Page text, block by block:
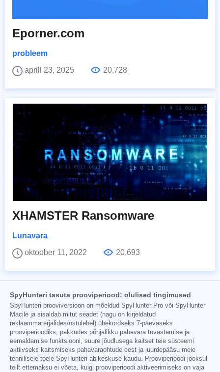
Eporner.com
probleem
aprill 23, 2025
20,728
XHAMSTER Ransomware
Lunavara
oktoober 11, 2022
20,693
SpyHunteri tasuta prooviperiood: olulised tingimused
SpyHunteri prooviversioon on mõeldud SpyHunter Pro või SpyHunter
Macile ja sisaldab mitut seadet (nagu on kirjeldatud
reklaammaterjalides/ostulehel) ühekordseks 7-päevaseks
prooviperioodiks, pakkudes põhjalikku pahavara tuvastamise ja
eemaldamise funktsiooni, suure jõudlusega kaitset teie süsteemi
aktiivseks kaitsmiseks pahavaraohtude eest ja juurdepääsu meie
tehnilisele toele SpyHunteri abikeskuse kaudu. Prooviperioodi jooksul
teilt ettemaksu ei võeta, kuigi prooviperioodi aktiveerimiseks on vaja